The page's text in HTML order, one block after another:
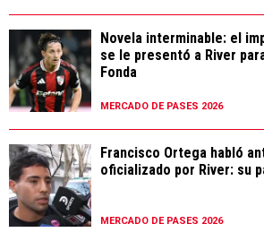
Novela interminable: el
se le presentó a River
Fonda
MERCADO DE PASES 2026
Francisco Ortega habló
oficializado por River: su
MERCADO DE PASES 2026